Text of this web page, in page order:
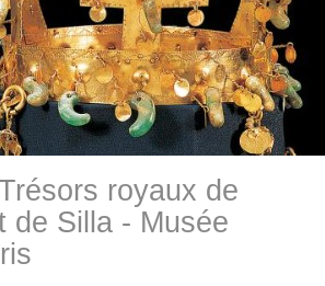
royaux de
de Silla - Musée